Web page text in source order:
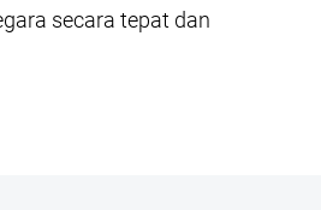
secara tepat dan